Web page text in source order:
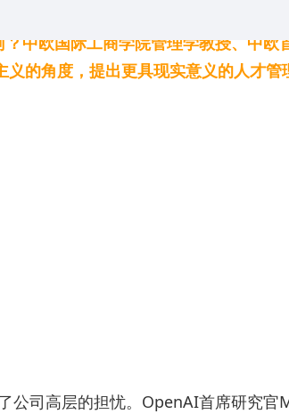
中欧国际工商学院管理学教授、中欧
的角度，提出更具现实意义的人才管
公司高层的担忧。OpenAI首席研究官